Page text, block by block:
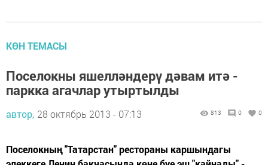
КӨН ТЕМАСЫ
Поселокны яшелләндерү дәвам итә -
паркка агачлар утыртылды
автор, 28 октябрь 2013 - 07:13 813 0 0
Поселокның "Татарстан" рестораны каршындагы